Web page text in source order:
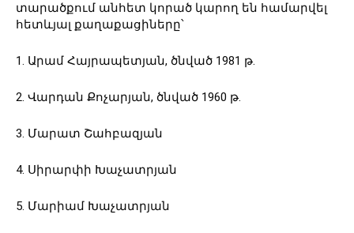
տարածքում անհետ կորած կարող են համարվել
հետևյալ քաղաքացիները՝
1․ Արամ Հայրապետյան, ծնված 1981 թ․
2․ Վարդան Քոչարյան, ծնված 1960 թ․
3․ Մարատ Շահբազյան
4․ Սիրարփի Խաչատրյան
5․ Մարիամ Խաչատրյան